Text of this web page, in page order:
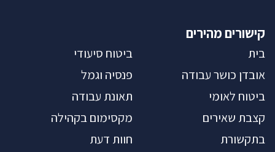
קישורים מהירים
בית
ביטוח סיעודי
אובדן כושר עבודה
פנסיה וגמל
ביטוח לאומי
תאונת עבודה
קצבת שאירים
מקסימום בקהילה
בתקשורת
חוות דעת